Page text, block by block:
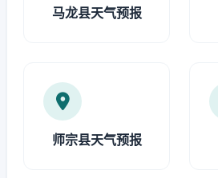
马龙县天气预报
师宗县天气预报